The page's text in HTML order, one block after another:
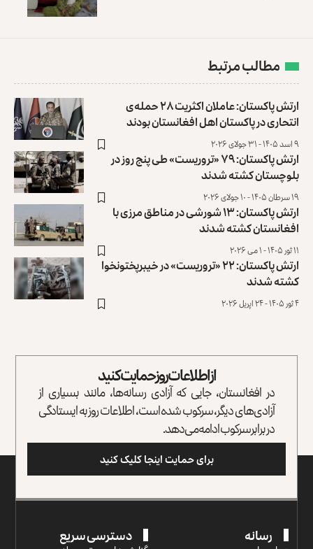
مطالب مرتبط
ارتش پاکستان: عاملان اکثریت ۲۸ حمله‌ی
انتحاری در پاکستان اهل افغانستان بودند
۹ اسد ۱۴۰۵ - ۳۱ جولای ۲۰۲۶
ارتش پاکستان: ۷۹ «تروریست» طی پنج روز در
بلوچستان کشته شدند
۱۹ سرطان ۱۴۰۵ - ۱۰ جولای ۲۰۲۶
ارتش پاکستان: ۱۳ شورشی در مناطق مرزی با
افغانستان کشته شدند
۱۱ ثور ۱۴۰۵ - ۱ می ۲۰۲۶
ارتش پاکستان: ۲۲ «تروریست» در خیبرپختونخوا
کشته شدند
۴ ثور ۱۴۰۵ - ۲۴ اپریل ۲۰۲۶
از اطلاعات روز حمایت کنید
در افغانستان، جایی که آزادی رسانه‌ها، مانند بسیاری از
آزادی‌های دیگر، سرکوب شده است، اطلاعات روز به ایستادگی
در برابر سرکوب ادامه می‌دهد.
برای حمایت اینجا کلیک کنید
رسانه دسترسی سریع